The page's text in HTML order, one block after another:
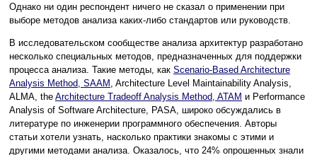
Однако ни один респондент ничего не сказал о применении при
выборе методов анализа каких-либо стандартов или руководств.
В исследовательском сообществе анализа архитектур разработано
несколько специальных методов, предназначенных для поддержки
процесса анализа. Такие методы, как Scenario-Based Architecture
Analysis Method, SAAM , Architecture Level Maintainability Analysis,
ALMA, the Architecture Tradeoff Analysis Method, ATAM и Performance
Analysis of Software Architecture, PASA, широко обсуждались в
литературе по инженерии программного обеспечения. Авторы
статьи хотели узнать, насколько практики знакомы с этими и
другими методами анализа. Оказалось, что 24% опрошенных знали